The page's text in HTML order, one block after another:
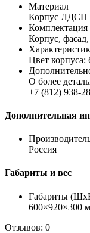
Материал
Корпус
Комплектация
Корпус,
Цвет корпуса:
О более
+7 (812) 938-
Дополнительная
Россия
Габариты и вес
Габариты
600×920×300
Отзывов: 0